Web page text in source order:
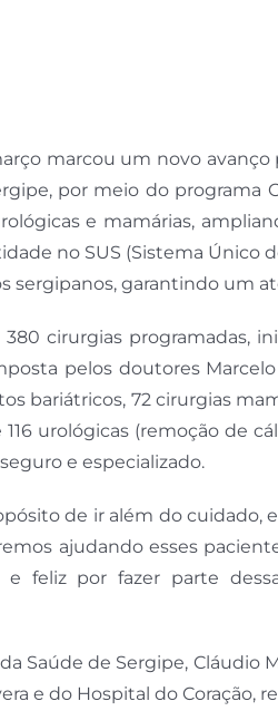
marcou um novo avanço
por meio do programa
e mamárias,
no SUS (Sistema Único
sergipanos, garantindo um
cirurgias programadas,
pelos doutores
bariátricos, 72 cirurgias
116 urológicas (remoção de
e especializado.
de ir além do cuidado,
ajudando esses
e feliz por fazer parte
Saúde de Sergipe, Cláudio
e do Hospital do Coração,